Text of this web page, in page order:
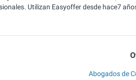
Utilizan Easyoffer desde hace7
Abogados de